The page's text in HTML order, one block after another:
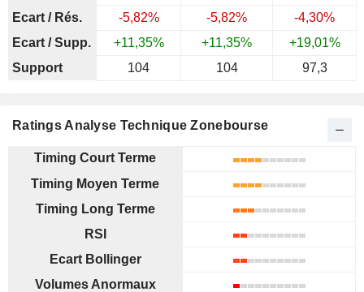
Ecart / Rés.
-5,82% -5,82%
-4,30%
Ecart / Supp.
+11,35% +11,35%
+19,01%
Support
104 104 97,3
Ratings Analyse Technique Zonebourse
Timing Court Terme
Timing Moyen Terme
Timing Long Terme
RSI
Ecart Bollinger
Volumes Anormaux